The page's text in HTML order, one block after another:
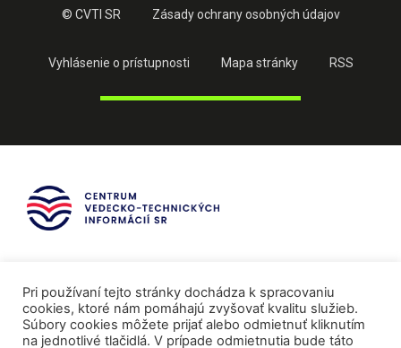
© CVTI SR Zásady ochrany osobných údajov
Vyhlásenie o prístupnosti Mapa stránky RSS
Pri používaní tejto stránky dochádza k spracovaniu
cookies, ktoré nám pomáhajú zvyšovať kvalitu služieb.
Súbory cookies môžete prijať alebo odmietnuť kliknutím
na jednotlivé tlačidlá. V prípade odmietnutia bude táto